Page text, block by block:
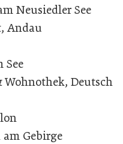
Neusiedler See
Andau
See
Wohnothek, Deutsch
Gebirge